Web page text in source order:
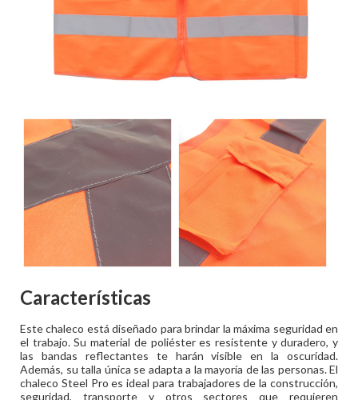
Características
Este chaleco está diseñado para brindar la máxima seguridad en
el trabajo. Su material de poliéster es resistente y duradero, y
las bandas reflectantes te harán visible en la oscuridad.
Además, su talla única se adapta a la mayoría de las personas. El
chaleco Steel Pro es ideal para trabajadores de la construcción,
seguridad, transporte y otros sectores que requieren